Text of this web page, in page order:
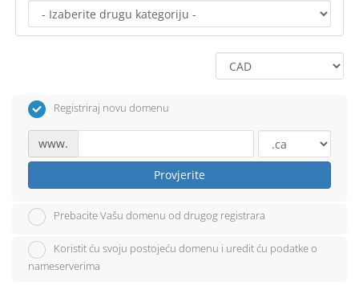
Registriraj novu domenu
www.
Provjerite
Prebacite Vašu domenu od drugog registrara
Koristit ću svoju postojeću domenu i uredit ću podatke o
nameserverima